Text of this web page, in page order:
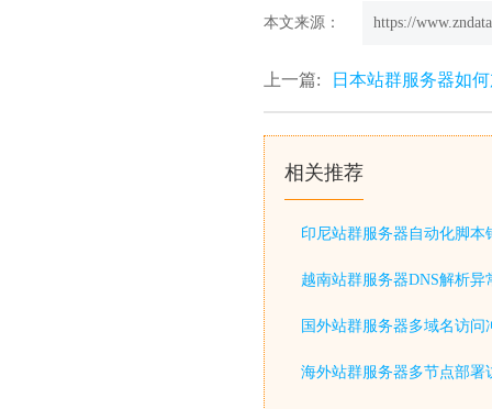
本文来源： https://
上一篇: 日本站群服务器如
相关推荐
印尼站群服务器自动化脚本
越南站群服务器DNS解析异
国外站群服务器多域名访问
海外站群服务器多节点部署